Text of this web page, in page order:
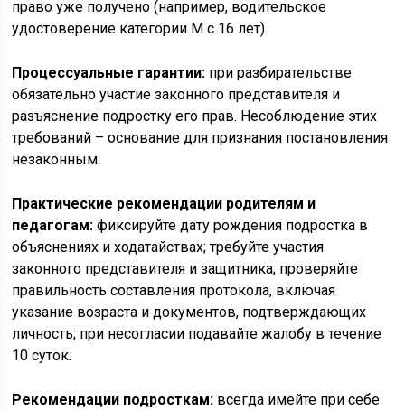
право уже получено (например, водительское
удостоверение категории М с 16 лет).
Процессуальные гарантии: при разбирательстве
обязательно участие законного представителя и
разъяснение подростку его прав. Несоблюдение этих
требований – основание для признания постановления
незаконным.
Практические рекомендации родителям и
педагогам: фиксируйте дату рождения подростка в
объяснениях и ходатайствах; требуйте участия
законного представителя и защитника; проверяйте
правильность составления протокола, включая
указание возраста и документов, подтверждающих
личность; при несогласии подавайте жалобу в течение
10 суток.
Рекомендации подросткам: всегда имейте при себе